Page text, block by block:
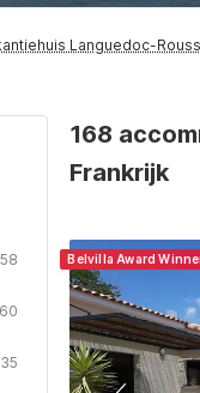
Languedoc-
60
35
168
Frankrijk
Belvilla Award